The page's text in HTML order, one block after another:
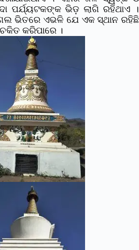
ପର୍ଯ୍ୟଟକଙ୍କ ଭିଡ଼ ଲାଗି ରହିଥାଏ ।
ଭିତରେ ଏଭଳି ଯେ ଏକ ସ୍ଥାନ ରହିଛି
କରିପାରେ ।